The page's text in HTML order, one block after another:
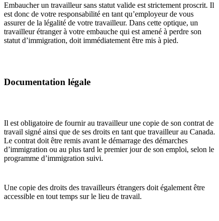
Embaucher un travailleur sans statut valide est strictement proscrit. Il
est donc de votre responsabilité en tant qu’employeur de vous
assurer de la légalité de votre travailleur. Dans cette optique, un
travailleur étranger à votre embauche qui est amené à perdre son
statut d’immigration, doit immédiatement être mis à pied.
Documentation légale
Il est obligatoire de fournir au travailleur une copie de son contrat de
travail signé ainsi que de ses droits en tant que travailleur au Canada.
Le contrat doit être remis avant le démarrage des démarches
d’immigration ou au plus tard le premier jour de son emploi, selon le
programme d’immigration suivi.
Une copie des droits des travailleurs étrangers doit également être
accessible en tout temps sur le lieu de travail.